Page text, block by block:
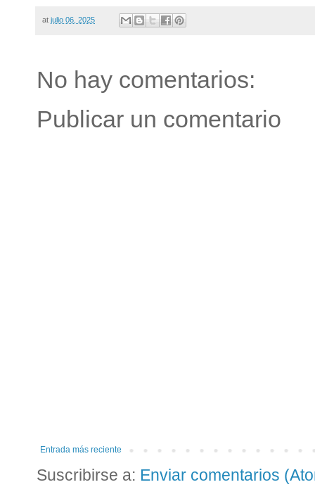
at julio 06, 2025
No hay comentarios:
Publicar un comentario
Entrada más reciente
Suscribirse a: Enviar comentarios